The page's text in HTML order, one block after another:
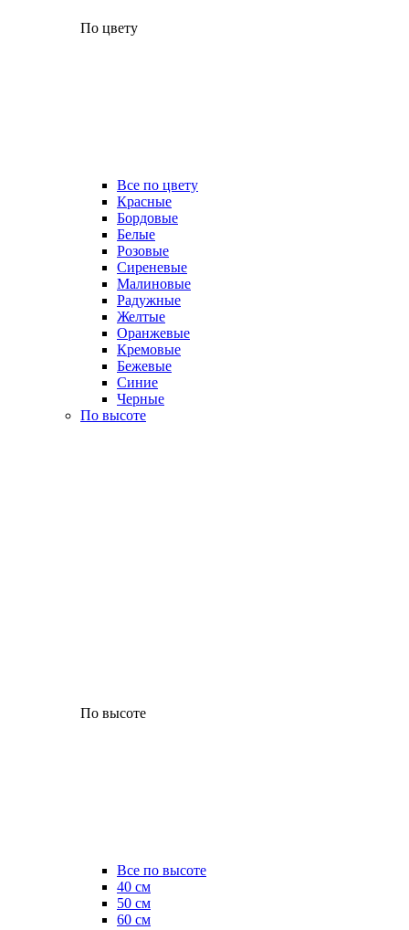
По цвету
Все по цвету
Красные
Бордовые
Белые
Розовые
Сиреневые
Малиновые
Радужные
Желтые
Оранжевые
Кремовые
Бежевые
Синие
Черные
По высоте
По высоте
Все по высоте
40 см
50 см
60 см